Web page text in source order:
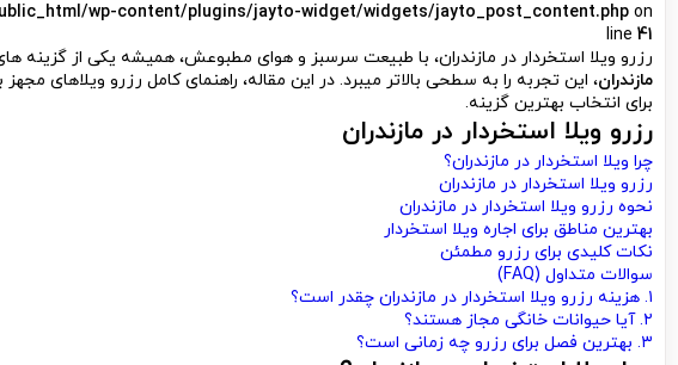
wp-content/plugins/jayto-widget/widgets/jayto_post_content.php on
line 41
رزرو ویلا استخردار در مازندران، با طبیعت سرسبز و هوای مطبوعش، همیشه یکی از گزینه
مازندران، این تجربه را به سطحی بالاتر میبرد. در این مقاله، راهنمای کامل رزرو ویلاهای
برای انتخاب بهترین گزینه.
رزرو ویلا استخردار در مازندران
چرا ویلا استخردار در مازندران؟
رزرو ویلا استخردار در مازندران
نحوه رزرو ویلا استخردار در مازندران
بهترین مناطق برای اجاره ویلا استخردار
نکات کلیدی برای رزرو مطمئن
سوالات متداول (FAQ)
۱. هزینه رزرو ویلا استخردار در مازندران چقدر است؟
۲. آیا حیوانات خانگی مجاز هستند؟
۳. بهترین فصل برای رزرو چه زمانی است؟